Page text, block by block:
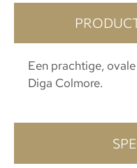
Een prachtige,
Diga Colmore.